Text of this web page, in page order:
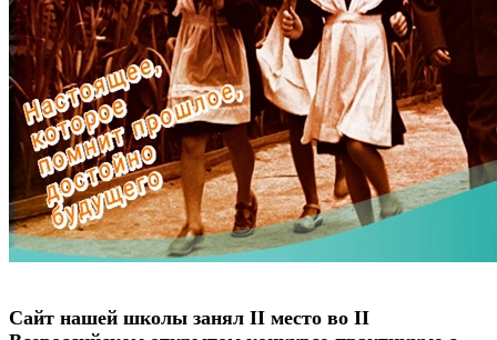
Сайт нашей школы занял II место во II